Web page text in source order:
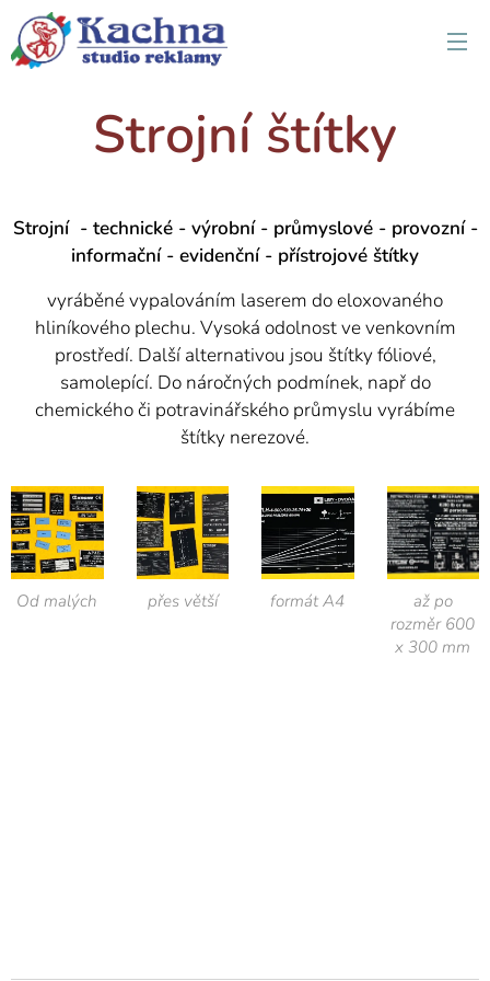
Strojní štítky
Strojní - technické - výrobní - průmyslové - provozní -
informační - evidenční - přístrojové štítky
vyráběné vypalováním laserem do eloxovaného
hliníkového plechu. Vysoká odolnost ve venkovním
prostředí. Další alternativou jsou štítky fóliové,
samolepící. Do náročných podmínek, např do
chemického či potravinářského průmyslu vyrábíme
štítky nerezové.
Od malých přes větší formát A4
až po
rozměr 600
x 300 mm